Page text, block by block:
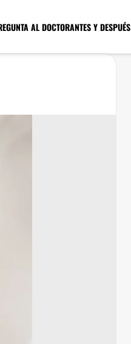
AL DOCTORANTES Y DESPUÉS